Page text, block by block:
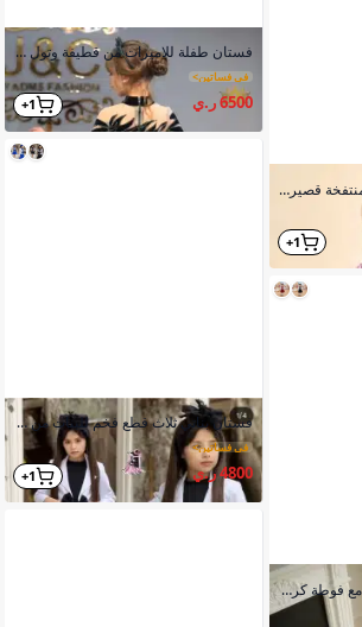
فستان بناتي قصير بأكمام منتفخة قصيرة وتنورة طبقات متدلية وحزام مرصع
1+
فستان بناتي من ثلاث قطع مع فوطة كريي لكرا وجاكت مقلم وجرم داخلي قطن
فستان طفلة للاميرات من قطيفة وتول مع تطريز فصوص كرستال
في فساتين>
6500 ر.ي 1+
فستان بناتي ثلاث قطع فخم للبنات من ثلاث سنوات إلى 12 سنة
في فساتين>
4800 ر.ي 1+